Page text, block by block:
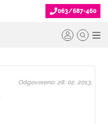
063/687-460
Odgovoreno: 28. 02. 2013.